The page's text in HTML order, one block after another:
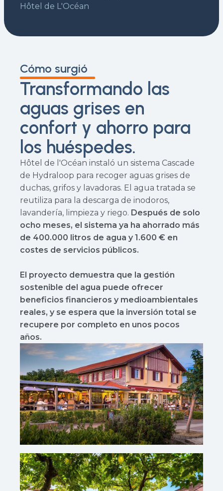
Hôtel de L'Océan
Cómo surgió
Transformando las
aguas grises en
confort y ahorro para
los huéspedes.
Hôtel de l'Océan instaló un sistema Cascade
de Hydraloop para recoger aguas grises de
duchas, grifos y lavadoras. El agua tratada se
reutiliza para la descarga de inodoros,
lavandería, limpieza y riego. Después de solo
ocho meses, el sistema ya ha ahorrado más
de 400.000 litros de agua y 1.600 € en
costes de servicios públicos.
El proyecto demuestra que la gestión
sostenible del agua puede ofrecer
beneficios financieros y medioambientales
reales, y se espera que la inversión total se
recupere por completo en unos pocos
años.